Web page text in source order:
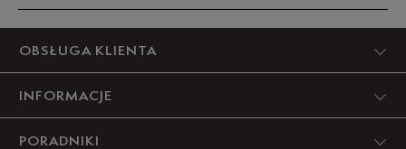
OBSŁUGA KLIENTA
INFORMACJE
PORADNIKI